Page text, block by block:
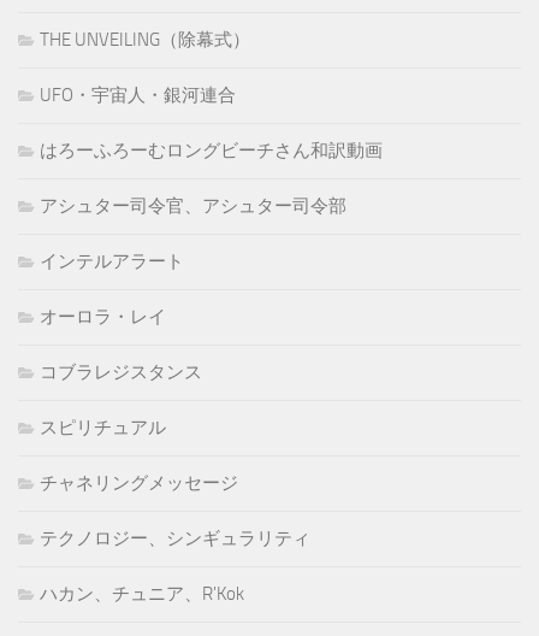
THE UNVEILING（除幕式）
UFO・宇宙人・銀河連合
はろーふろーむロングビーチさん和訳動画
アシュター司令官、アシュター司令部
インテルアラート
オーロラ・レイ
コブラレジスタンス
スピリチュアル
チャネリングメッセージ
テクノロジー、シンギュラリティ
ハカン、チュニア、R'Kok